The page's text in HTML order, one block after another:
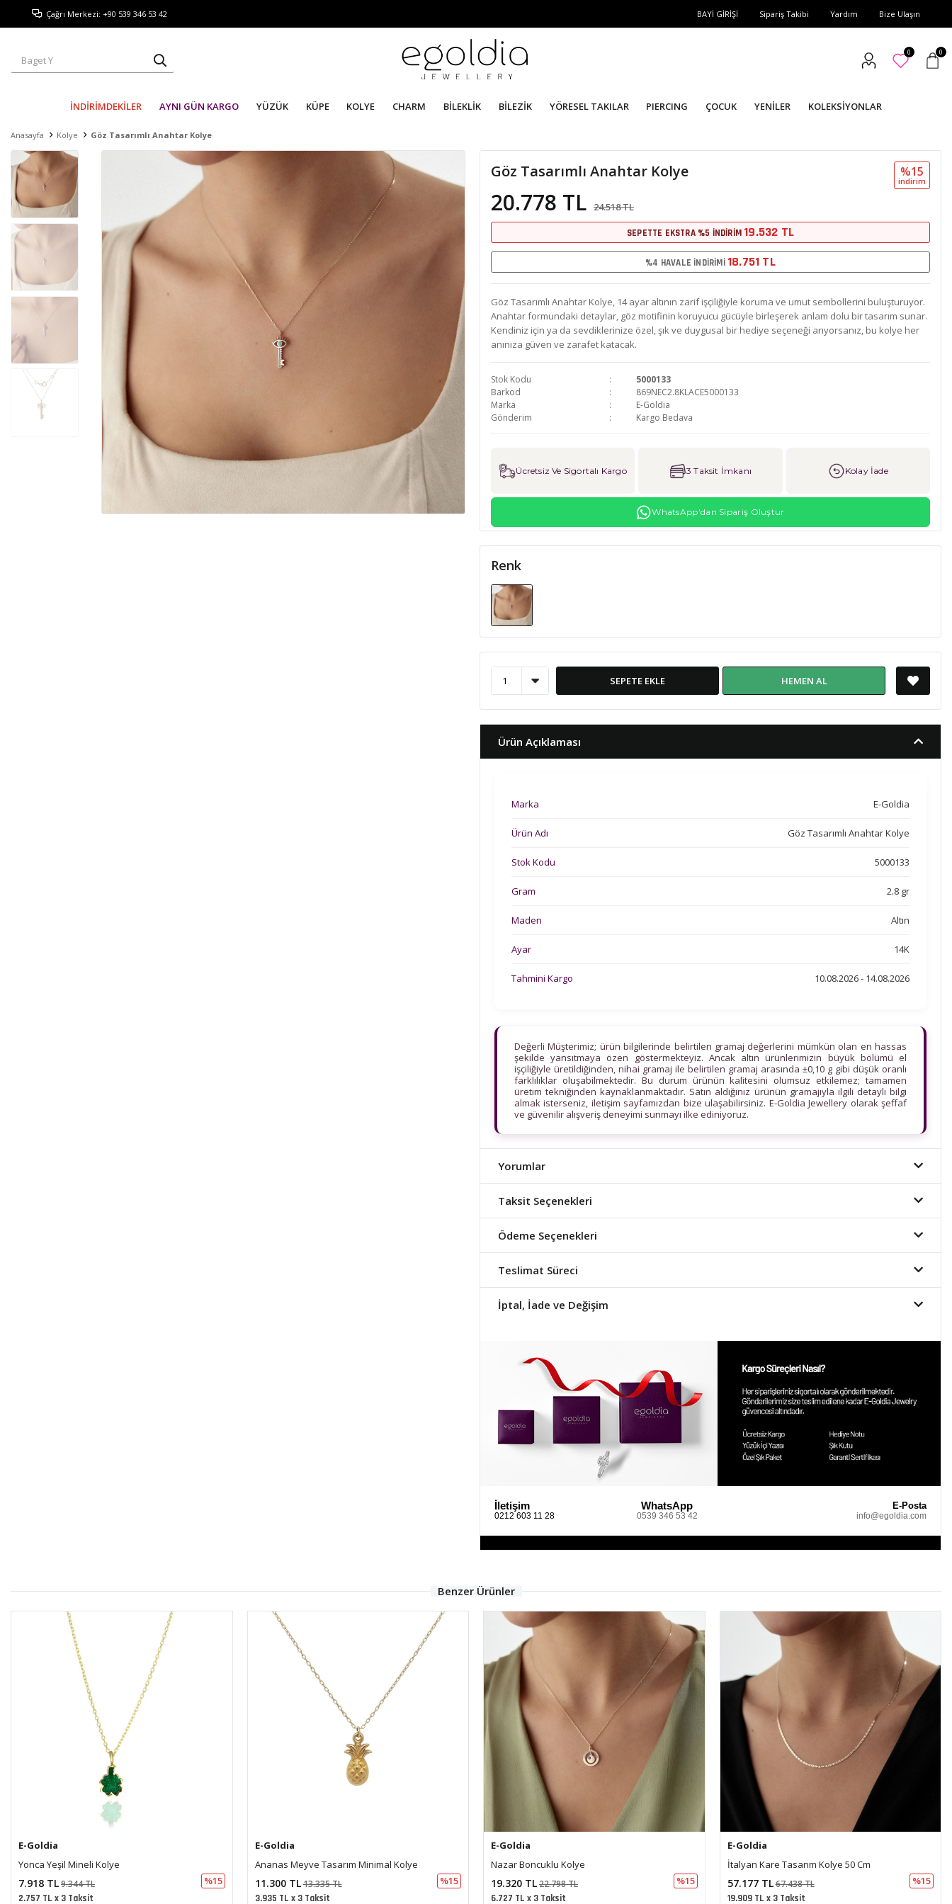
Çağrı Merkezi: +90 539 346 53 42 BAYİ GİRİŞİ Sipariş Takibi Yardım Bize Ulaşın
0 0
İNDİRİMDEKİLER AYNI GÜN KARGO YÜZÜK KÜPE KOLYE CHARM BİLEKLİK BİLEZİK YÖRESEL TAKILAR PIERCING ÇOCUK YENİLER KOLEKSİYONLAR
Anasayfa Kolye Göz Tasarımlı Anahtar Kolye
Göz Tasarımlı Anahtar Kolye
20.778 TL 24.518 TL
%15
i̇ndi̇ri̇m
SEPETTE EKSTRA %5 İNDİRİM 19.532 TL
%4 HAVALE İNDİRİMİ 18.751 TL
Göz Tasarımlı Anahtar Kolye, 14 ayar altının zarif işçiliğiyle koruma ve umut sembollerini buluşturuyor.
Anahtar formundaki detaylar, göz motifinin koruyucu gücüyle birleşerek anlam dolu bir tasarım sunar.
Kendiniz için ya da sevdiklerinize özel, şık ve duygusal bir hediye seçeneği arıyorsanız, bu kolye her
anınıza güven ve zarafet katacak.
Stok Kodu
5000133
Barkod
869NEC2.8KLACE5000133
Marka
E-Goldia
Gönderim
Kargo Bedava
Ücretsiz Ve Sigortalı Kargo 3 Taksit İmkanı Kolay İade
WhatsApp'dan Sipariş Oluştur
Renk
SEPETE EKLE HEMEN AL
Ürün Açıklaması
Marka E-Goldia
Ürün Adı Göz Tasarımlı Anahtar Kolye
Stok Kodu 5000133
Gram 2.8 gr
Maden Altın
Ayar 14K
Tahmini Kargo 10.08.2026 - 14.08.2026
Değerli Müşterimiz; ürün bilgilerinde belirtilen gramaj değerlerini mümkün olan en hassas
şekilde yansıtmaya özen göstermekteyiz. Ancak altın ürünlerimizin büyük bölümü el
işçiliğiyle üretildiğinden, nihai gramaj ile belirtilen gramaj arasında ±0,10 g gibi düşük oranlı
farklılıklar oluşabilmektedir. Bu durum ürünün kalitesini olumsuz etkilemez; tamamen
üretim tekniğinden kaynaklanmaktadır. Satın aldığınız ürünün gramajıyla ilgili detaylı bilgi
almak isterseniz, iletişim sayfamızdan bize ulaşabilirsiniz. E-Goldia Jewellery olarak şeffaf
ve güvenilir alışveriş deneyimi sunmayı ilke ediniyoruz.
Yorumlar
Taksit Seçenekleri
Ödeme Seçenekleri
Teslimat Süreci
İptal, İade ve Değişim
İletişim
0212 603 11 28
WhatsApp
0539 346 53 42
E-Posta
info@egoldia.com
Benzer Ürünler
E-Goldia
Ananas Meyve Tasarım Minimal Kolye
11.300 TL13.335 TL %15
3.935 TL x 3 Taksit
E-Goldia
Nazar Boncuklu Kolye
19.320 TL22.798 TL %15
6.727 TL x 3 Taksit
E-Goldia
İtalyan Kare Tasarım Kolye 50 Cm
57.177 TL67.438 TL %15
19.909 TL x 3 Taksit
E-Goldia
Elma Kolye Ucu(1,40*1 Cm 0,30 Mm)
8.911 TL10.515 TL %15
3.103 TL x 3 Taksit